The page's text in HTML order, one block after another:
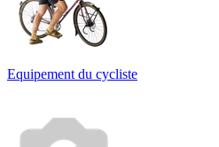
Equipement du cycliste